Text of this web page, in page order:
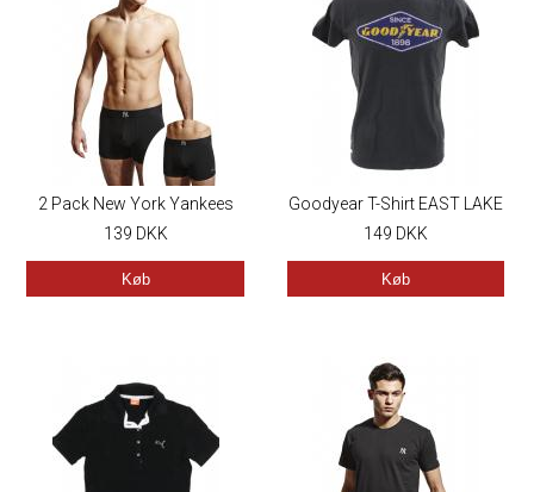
2 Pack New York Yankees
Herre Boxershorts
139 DKK
Køb
Goodyear T-Shirt EAST LAKE
149 DKK
Køb